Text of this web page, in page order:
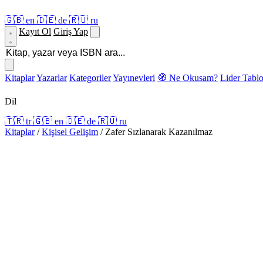
🇬🇧 en 🇩🇪 de 🇷🇺 ru
Kayıt Ol Giriş Yap
KitaplarYazarlar KategorilerYayınevleri 🧭 Ne Okusam? Lider
Dil
🇹🇷 tr 🇬🇧 en 🇩🇪 de 🇷🇺 ru
Kitaplar / Kişisel Gelişim / Zafer Sızlanarak Kazanılmaz